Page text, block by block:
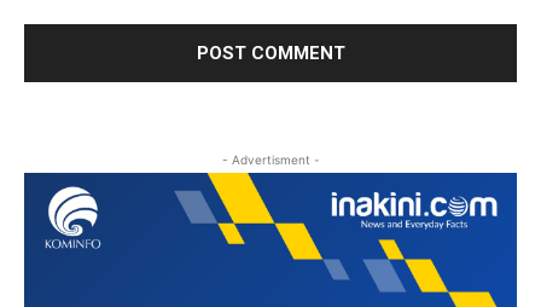
- Advertisment -